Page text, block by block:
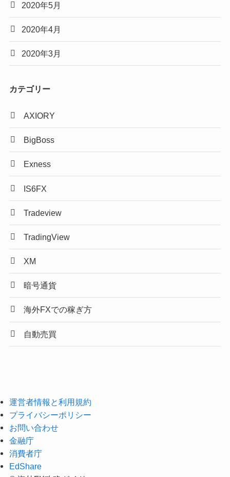
2020年5月
2020年4月
2020年3月
カテゴリー
AXIORY
BigBoss
Exness
IS6FX
Tradeview
TradingView
XM
暗号通貨
海外FXでの稼ぎ方
自動売買
運営者情報と利用規約
プライバシーポリシー
お問い合わせ
金融庁
消費者庁
EdShare